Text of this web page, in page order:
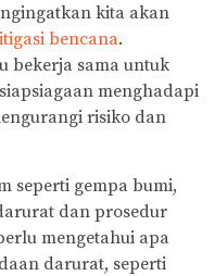
kita akan
bencana.
bekerja sama untuk
menghadapi
risiko dan
seperti gempa bumi,
dan prosedur
mengetahui apa
darurat, seperti